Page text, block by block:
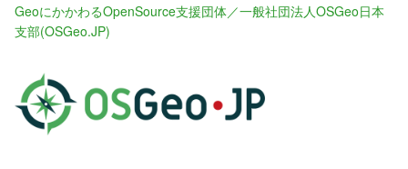
GeoにかかわるOpenSource支援団体／一般社団法人OSGeo日本
支部(OSGeo.JP)